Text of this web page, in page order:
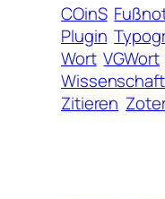
COinS
Plugin
Wort VGWort
Zitieren